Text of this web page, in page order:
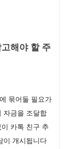
해야 할 주
묶어둘 필요가
자금을 조달합
카톡 친구 추
이 개시됩니다